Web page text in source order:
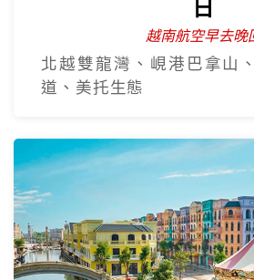
越南全覽~北越.中
日
越南航空早去晚